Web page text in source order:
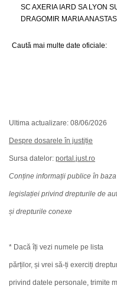
SC AXERIA IARD SA LYON
DRAGOMIR MARIA
Caută mai multe date oficiale:
Ultima actualizare: 08/06/2026
Despre dosarele în justiție
Sursa datelor: portal.just.ro
Conține informații publice în baza
legislației privind drepturile de
și drepturile conexe
* Dacă îți vezi numele pe lista
părților, și vrei să-ți exerciți
privind datele personale, trimite